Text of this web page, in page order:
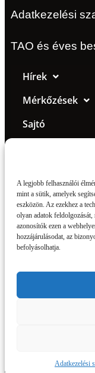
A legjobb felhasználói
mint a sütik, amelyek
eszközön. Az ezekhez a
olyan adatok
azonosítók ezen a
hozzájárulásodat, az
befolyásolhatja.
Adatkezelési
Adatkezelési
TAO és éves
Hírek
Mérkőzések
Sajtó
Galéria
BMTE-shop
Jegyinfó